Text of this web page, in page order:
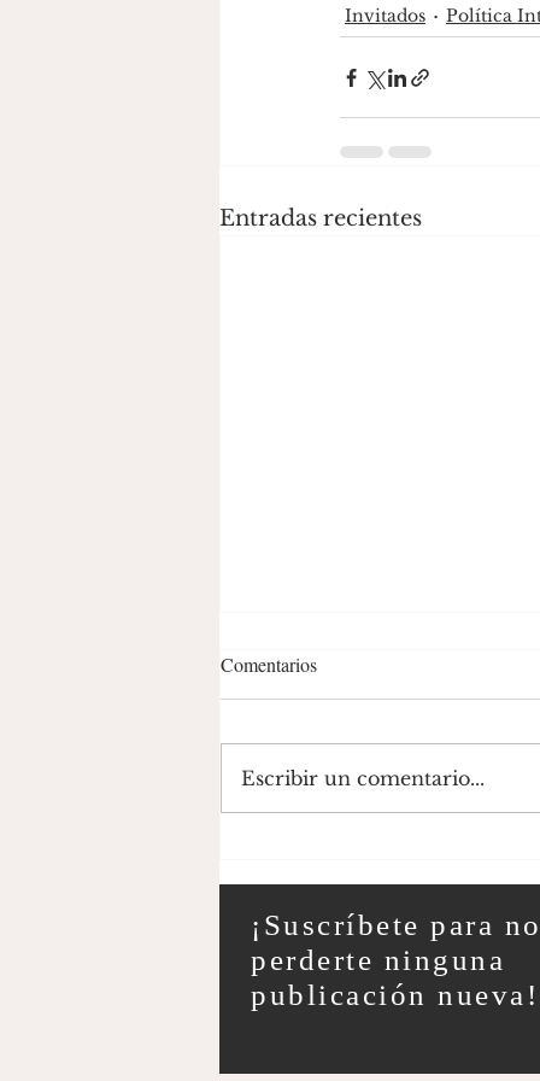
Invitados Política
Entradas recientes
Explicación de la Situación en
Taiwán
Comentarios
Escribir un comentario...
¡Suscríbete para no
perderte ninguna
publicación nueva!